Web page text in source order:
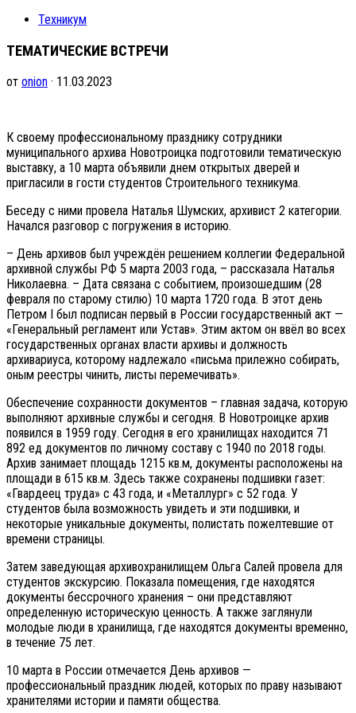
Техникум
ТЕМАТИЧЕСКИЕ ВСТРЕЧИ
от onion · 11.03.2023
К своему профессиональному празднику сотрудники
муниципального архива Новотроицка подготовили тематическую
выставку, а 10 марта объявили днем открытых дверей и
пригласили в гости студентов Строительного техникума.
Беседу с ними провела Наталья Шумских, архивист 2 категории.
Начался разговор с погружения в историю.
– День архивов был учреждён решением коллегии Федеральной
архивной службы РФ 5 марта 2003 года, – рассказала Наталья
Николаевна. – Дата связана с событием, произошедшим (28
февраля по старому стилю) 10 марта 1720 года. В этот день
Петром I был подписан первый в России государственный акт —
«Генеральный регламент или Устав». Этим актом он ввёл во всех
государственных органах власти архивы и должность
архивариуса, которому надлежало «письма прилежно собирать,
оным реестры чинить, листы перемечивать».
Обеспечение сохранности документов – главная задача, которую
выполняют архивные службы и сегодня. В Новотроицке архив
появился в 1959 году. Сегодня в его хранилищах находится 71
892 ед документов по личному составу с 1940 по 2018 годы.
Архив занимает площадь 1215 кв.м, документы расположены на
площади в 615 кв.м. Здесь также сохранены подшивки газет:
«Гвардеец труда» с 43 года, и «Металлург» с 52 года. У
студентов была возможность увидеть и эти подшивки, и
некоторые уникальные документы, полистать пожелтевшие от
времени страницы.
Затем заведующая архивохранилищем Ольга Салей провела для
студентов экскурсию. Показала помещения, где находятся
документы бессрочного хранения – они представляют
определенную историческую ценность. А также заглянули
молодые люди в хранилища, где находятся документы временно,
в течение 75 лет.
10 марта в России отмечается День архивов —
профессиональный праздник людей, которых по праву называют
хранителями истории и памяти общества.